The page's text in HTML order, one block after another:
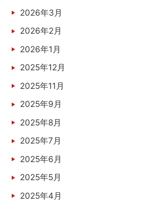
2026年3月
2026年2月
2026年1月
2025年12月
2025年11月
2025年9月
2025年8月
2025年7月
2025年6月
2025年5月
2025年4月